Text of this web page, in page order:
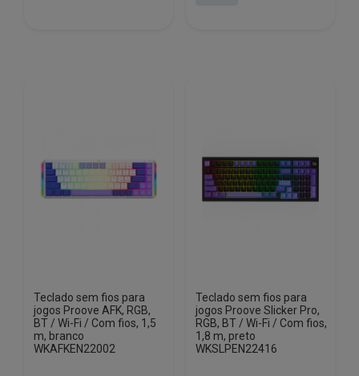
Teclado sem fios para
jogos Proove AFK, RGB,
BT / Wi-Fi / Com fios, 1,5
m, branco
WKAFKEN22002
Teclado sem fios para
jogos Proove Slicker Pro,
RGB, BT / Wi-Fi / Com fios,
1,8 m, preto
WKSLPEN22416